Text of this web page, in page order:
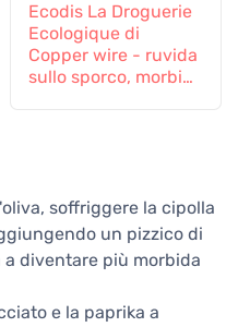
Ecodis La Droguerie
Ecologique di
Copper wire - ruvida
sullo sporco, morbida
soffriggere la cipolla
un pizzico di
diventare più morbida
e la paprika a